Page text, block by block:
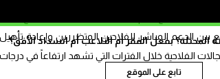
بفعل الفقر أم التلاعب أم انسداد الأفق؟
تابع على الموقع
خصوصا مع حجم المساحات المتضررة واتساع رقعة
الدعم المباشر للفلاحين المتضررين وإعادة تأهيل
الفلاحية خلال الفترات التي تشهد ارتفاعاً في درجات